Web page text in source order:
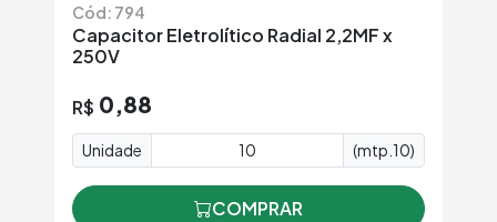
Cód: 794
Capacitor Eletrolítico Radial 2,2MF x
250V
R$ 0,88
Unidade (mtp.10)
COMPRAR